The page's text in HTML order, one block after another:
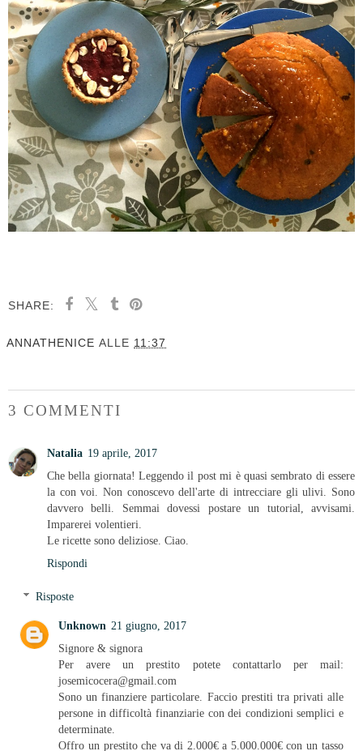
SHARE:
ANNATHENICE ALLE 11:37
3 COMMENTI
Natalia 19 aprile, 2017
Che bella giornata! Leggendo il post mi è quasi sembrato di essere
la con voi. Non conoscevo dell'arte di intrecciare gli ulivi. Sono
davvero belli. Semmai dovessi postare un tutorial, avvisami.
Imparerei volentieri.
Le ricette sono deliziose. Ciao.
Rispondi
Risposte
Unknown 21 giugno, 2017
Signore & signora
Per avere un prestito potete contattarlo per mail:
josemicocera@gmail.com
Sono un finanziere particolare. Faccio prestiti tra privati alle
persone in difficoltà finanziarie con dei condizioni semplici e
determinate.
Offro un prestito che va di 2.000€ a 5.000.000€ con un tasso